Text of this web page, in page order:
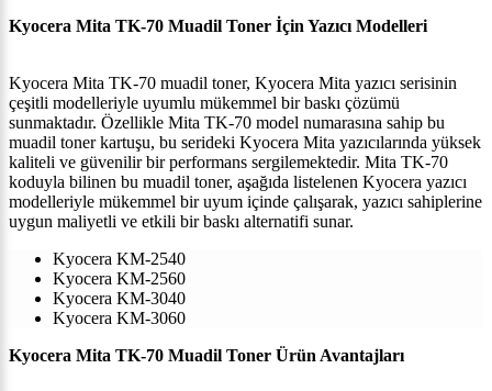
Kyocera Mita TK-70 Muadil Toner İçin Yazıcı Modelleri
Kyocera Mita TK-70 muadil toner, Kyocera Mita yazıcı serisinin
çeşitli modelleriyle uyumlu mükemmel bir baskı çözümü
sunmaktadır. Özellikle Mita TK-70 model numarasına sahip bu
muadil toner kartuşu, bu serideki Kyocera Mita yazıcılarında yüksek
kaliteli ve güvenilir bir performans sergilemektedir. Mita TK-70
koduyla bilinen bu muadil toner, aşağıda listelenen Kyocera yazıcı
modelleriyle mükemmel bir uyum içinde çalışarak, yazıcı sahiplerine
uygun maliyetli ve etkili bir baskı alternatifi sunar.
Kyocera KM-2540
Kyocera KM-2560
Kyocera KM-3040
Kyocera KM-3060
Kyocera Mita TK-70 Muadil Toner Ürün Avantajları